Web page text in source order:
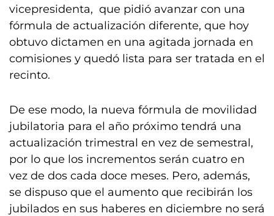
vicepresidenta, que pidió avanzar con una
fórmula de actualización diferente, que hoy
obtuvo dictamen en una agitada jornada en
comisiones y quedó lista para ser tratada en el
recinto.
De ese modo, la nueva fórmula de movilidad
jubilatoria para el año próximo tendrá una
actualización trimestral en vez de semestral,
por lo que los incrementos serán cuatro en
vez de dos cada doce meses. Pero, además,
se dispuso que el aumento que recibirán los
jubilados en sus haberes en diciembre no será